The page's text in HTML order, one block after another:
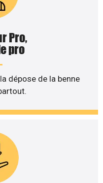
Pro,
pro
dépose de la benne